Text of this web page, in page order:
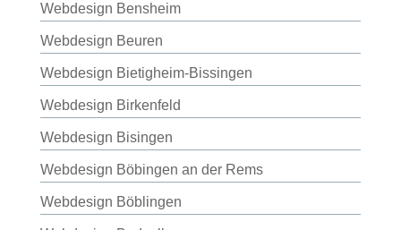
Webdesign Bensheim
Webdesign Beuren
Webdesign Bietigheim-Bissingen
Webdesign Birkenfeld
Webdesign Bisingen
Webdesign Böbingen an der Rems
Webdesign Böblingen